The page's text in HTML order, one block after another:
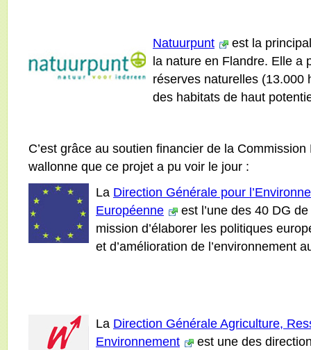
Natuurpunt
est la
la nature en Flandre. Elle a
réserves naturelles (13.000
des habitats de haut
C’est grâce au soutien financier de la
wallonne que ce projet a pu voir le jour :
La Direction Générale pour
Européenne
est l’une des 40 DG
mission d’élaborer les politiques
et d’amélioration de l’environnement
La Direction Générale Agriculture,
Environnement
est une des